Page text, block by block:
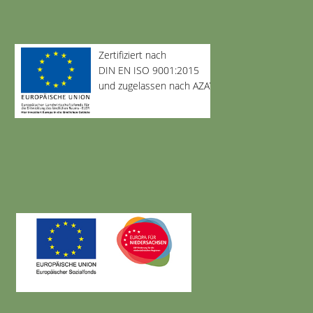
Zertifiziert nach
DIN EN ISO 9001:2015
und zugelassen nach AZAV